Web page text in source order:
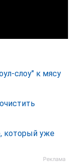
слоу" к мясу
который уже